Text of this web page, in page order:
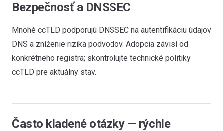
Bezpečnosť a DNSSEC
Mnohé ccTLD podporujú DNSSEC na autentifikáciu údajov
DNS a zníženie rizika podvodov. Adopcia závisí od
konkrétneho registra; skontrolujte technické politiky
ccTLD pre aktuálny stav.
Často kladené otázky — rýchle